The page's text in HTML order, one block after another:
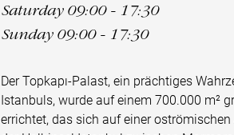
Saturday 09:00 - 17:30
Sunday 09:00 - 17:30
Der Topkapı-Palast, ein prächtiges
Istanbuls, wurde auf einem 700.000 m²
errichtet, das sich auf einer